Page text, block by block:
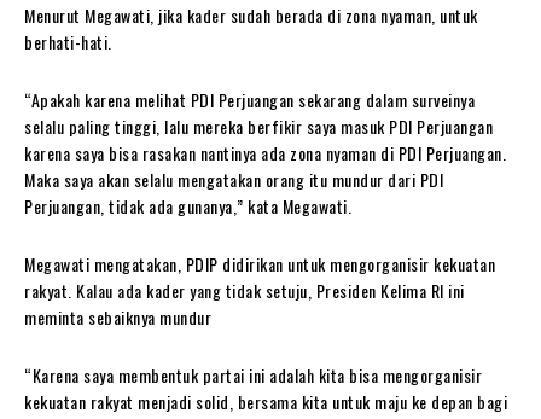
Menurut Megawati, jika kader sudah berada di zona nyaman, untuk
berhati-hati.
“Apakah karena melihat PDI Perjuangan sekarang dalam surveinya
selalu paling tinggi, lalu mereka berfikir saya masuk PDI Perjuangan
karena saya bisa rasakan nantinya ada zona nyaman di PDI Perjuangan.
Maka saya akan selalu mengatakan orang itu mundur dari PDI
Perjuangan, tidak ada gunanya,” kata Megawati.
Megawati mengatakan, PDIP didirikan untuk mengorganisir kekuatan
rakyat. Kalau ada kader yang tidak setuju, Presiden Kelima RI ini
meminta sebaiknya mundur
“Karena saya membentuk partai ini adalah kita bisa mengorganisir
kekuatan rakyat menjadi solid, bersama kita untuk maju ke depan bagi